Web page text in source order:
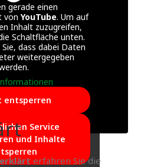
gerade einen
von YouTube. Um auf
Inhalt zuzugreifen,
Schaltfläche unten.
dass dabei Daten
weitergegeben
entsperren
Service
und Inhalte
erfahren Sie die